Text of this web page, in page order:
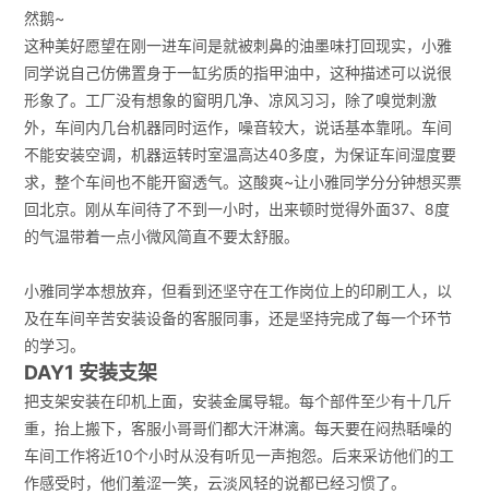
然鹅~
这种美好愿望在刚一进车间是就被刺鼻的油墨味打回现实，小雅
同学说自己仿佛置身于一缸劣质的指甲油中，这种描述可以说很
形象了。工厂没有想象的窗明几净、凉风习习，除了嗅觉刺激
外，车间内几台机器同时运作，噪音较大，说话基本靠吼。车间
不能安装空调，机器运转时室温高达40多度，为保证车间湿度要
求，整个车间也不能开窗透气。这酸爽~让小雅同学分分钟想买票
回北京。刚从车间待了不到一小时，出来顿时觉得外面37、8度
的气温带着一点小微风简直不要太舒服。
小雅同学本想放弃，但看到还坚守在工作岗位上的印刷工人，以
及在车间辛苦安装设备的客服同事，还是坚持完成了每一个环节
的学习。
DAY1 安装支架
把支架安装在印机上面，安装金属导辊。每个部件至少有十几斤
重，抬上搬下，客服小哥哥们都大汗淋漓。每天要在闷热聒噪的
车间工作将近10个小时从没有听见一声抱怨。后来采访他们的工
作感受时，他们羞涩一笑，云淡风轻的说都已经习惯了。